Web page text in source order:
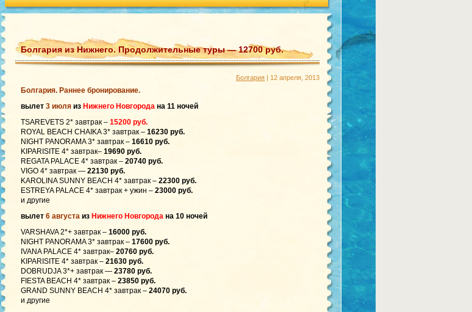
Болгария из Нижнего. Продолжительные туры — 12700 руб.
Болгария | 12 апреля, 2013
Болгария. Раннее бронирование.
вылет 3 июля из Нижнего Новгорода на 11 ночей
TSAREVETS 2* завтрак – 15200 руб.
ROYAL BEACH CHAIKA 3* завтрак – 16230 руб.
NIGHT PANORAMA 3* завтрак – 16610 руб.
KIPARISITE 4* завтрак– 19690 руб.
REGATA PALACE 4* завтрак – 20740 руб.
VIGO 4* завтрак — 22130 руб.
KAROLINA SUNNY BEACH 4* завтрак – 22300 руб.
ESTREYA PALACE 4* завтрак + ужин – 23000 руб.
и другие
вылет 6 августа из Нижнего Новгорода на 10 ночей
VARSHAVA 2*+ завтрак – 16000 руб.
NIGHT PANORAMA 3* завтрак – 17600 руб.
IVANA PALACE 4* завтрак– 20760 руб.
KIPARISITE 4* завтрак – 21630 руб.
DOBRUDJA 3*+ завтрак — 23780 руб.
FIESTA BEACH 4* завтрак – 23850 руб.
GRAND SUNNY BEACH 4* завтрак – 24070 руб.
и другие